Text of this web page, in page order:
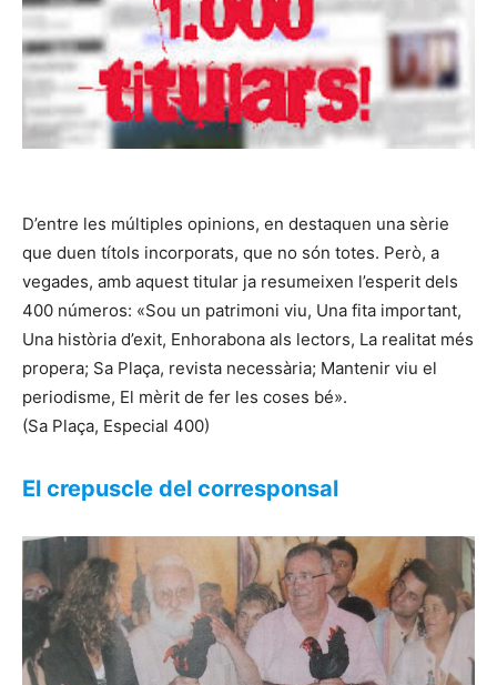
D’entre les múltiples opinions, en destaquen una sèrie
que duen títols incorporats, que no són totes. Però, a
vegades, amb aquest titular ja resumeixen l’esperit dels
400 números: «Sou un patrimoni viu, Una fita important,
Una història d’exit, Enhorabona als lectors, La realitat més
propera; Sa Plaça, revista necessària; Mantenir viu el
periodisme, El mèrit de fer les coses bé».
(Sa Plaça, Especial 400)
El crepuscle del corresponsal